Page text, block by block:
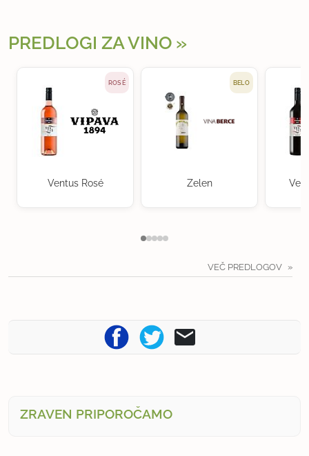
PREDLOGI ZA VINO
ROSÉ
Ventus Rosé
BELO
Zelen
VEČ PREDLOGOV
ZRAVEN PRIPOROČAMO